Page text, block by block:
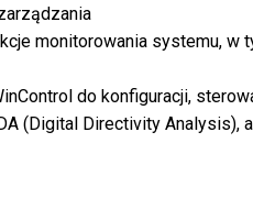
monitorowania systemu, w
do konfiguracji,
(Digital Directivity Analysis),